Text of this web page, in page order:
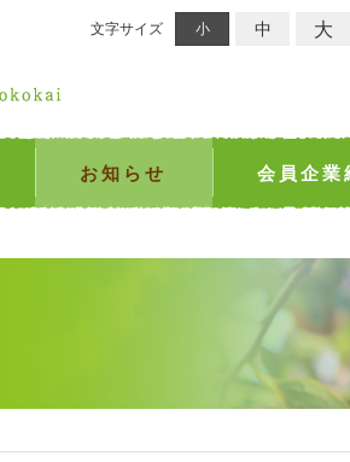
文字サイズ 小 中 大
お知らせ 会員企業